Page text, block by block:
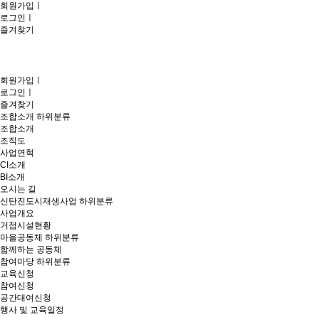
회원가입
로그인
즐겨찾기
회원가입
로그인
즐겨찾기
조합소개 하위분류
조합소개
조직도
사업연혁
CI소개
BI소개
오시는 길
신탄진도시재생사업 하위분류
사업개요
거점시설현황
마을공동체 하위분류
함께하는 공동체
참여마당 하위분류
교육신청
참여신청
공간대여신청
행사 및 교육일정